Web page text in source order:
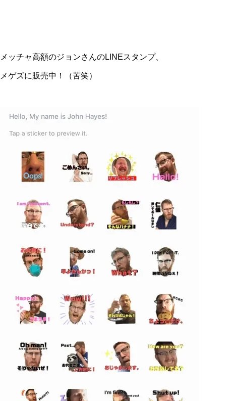
メッチャ高額のジョンさんのLINEスタンプ、
メゲズに販売中！（苦笑）